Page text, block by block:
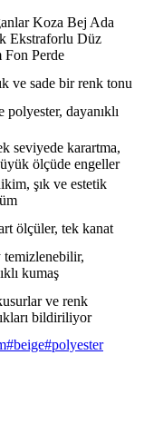
Koza Bej Ada
Ekstraforlu Düz
Perde
ve sade bir renk tonu
polyester, dayanıklı
seviyede karartma,
ölçüde engeller
şık ve estetik
ölçüler, tek kanat
kumaş
ve renk
bildiriliyor
#beige#polyester